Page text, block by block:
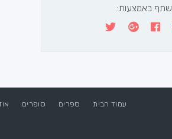
שתף באמצעות:
עמוד הבית ספרים סופרים